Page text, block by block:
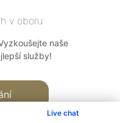
Live chat
v oboru
naše
služby!